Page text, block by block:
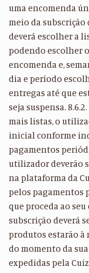
uma encomenda
meio da subscrição
deverá escolher a
podendo escolher
encomenda e,
dia e período
entregas até que
seja suspensa.
mais listas, o
inicial conforme
pagamentos
utilizador deverão
na plataforma da
pelos pagamentos
que proceda ao
subscrição deverá
produtos estarão
do momento da
expedidas pela